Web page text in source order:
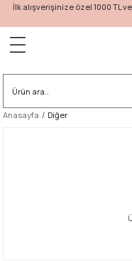
İlk alışverişinize özel 1000 TL
Anasayfa Diğer